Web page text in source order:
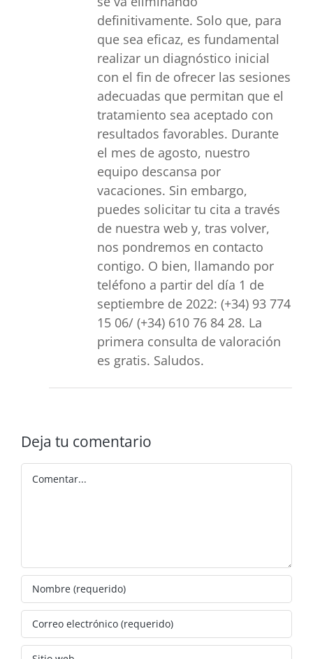
definitivamente. Solo que, para
que sea eficaz, es fundamental
realizar un diagnóstico inicial
con el fin de ofrecer las sesiones
adecuadas que permitan que el
tratamiento sea aceptado con
resultados favorables. Durante
el mes de agosto, nuestro
equipo descansa por
vacaciones. Sin embargo,
puedes solicitar tu cita a través
de nuestra web y, tras volver,
nos pondremos en contacto
contigo. O bien, llamando por
teléfono a partir del día 1 de
septiembre de 2022: (+34) 93 774
15 06/ (+34) 610 76 84 28. La
primera consulta de valoración
es gratis. Saludos.
Deja tu comentario